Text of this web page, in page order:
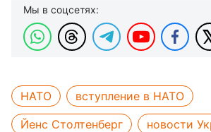
Мы в соцсетях:
НАТО
вступление в НАТО
Йенс Столтенберг
новости